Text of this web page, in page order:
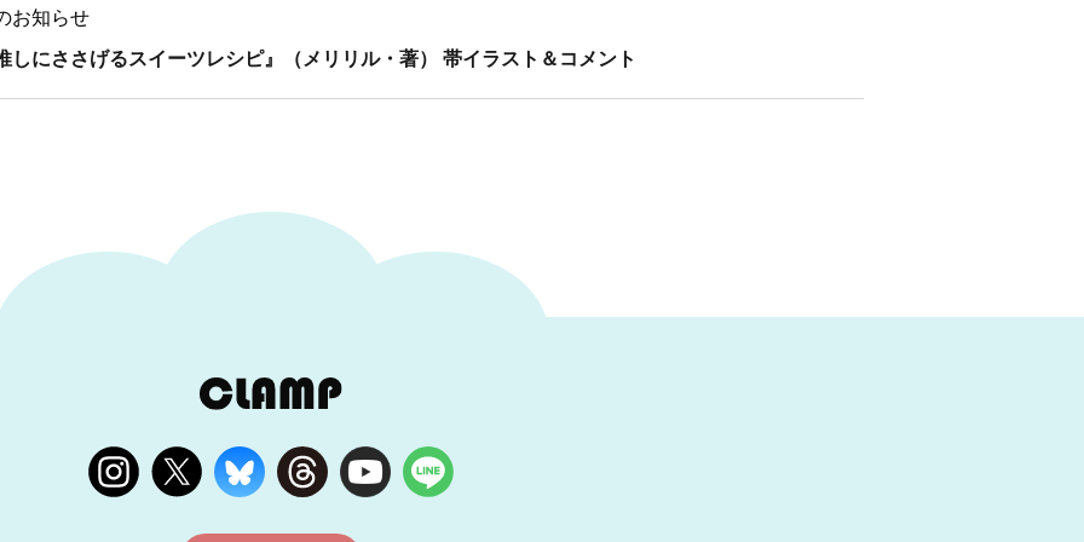
お知らせ
しにささげるスイーツレシピ』（メリリル・著） 帯イラスト＆コメント